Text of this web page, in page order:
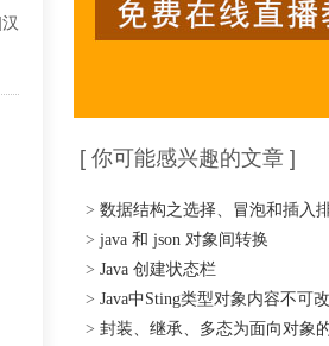
[ 你可能感兴趣的文章 ]
> 数据结构之选择、冒泡和插入
> java 和 json 对象间转换
> Java 创建状态栏
> Java中Sting类型对象内容不可
> 封装、继承、多态为面向对象